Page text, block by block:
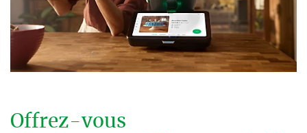
Offrez-vous